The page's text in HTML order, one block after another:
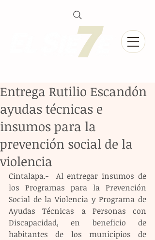
Entrega Rutilio Escandón
ayudas técnicas e
insumos para la
prevención social de la
violencia
Cintalapa.-  Al entregar insumos de
los Programas para la Prevención
Social de la Violencia y Programa de
Ayudas Técnicas a Personas con
Discapacidad, en beneficio de
habitantes de los municipios de